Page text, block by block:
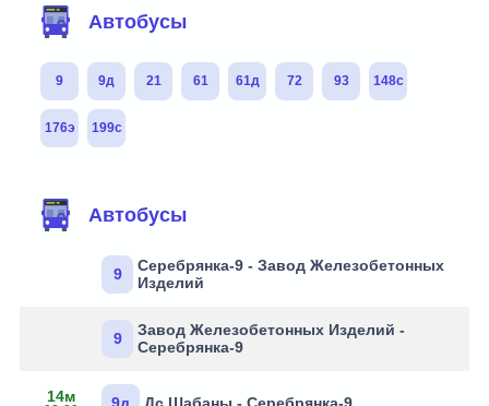
Автобусы
9 9д 21 61 61д 72 93 148с
176э 199с
Автобусы
9
Серебрянка-9 - Завод Железобетонных
Изделий
9
Завод Железобетонных Изделий -
Серебрянка-9
14м